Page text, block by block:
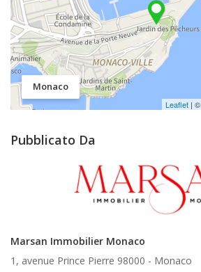
Monaco
Leaflet | ©
Pubblicato Da
Marsan Immobilier Monaco
1, avenue Prince Pierre 98000 - Monaco